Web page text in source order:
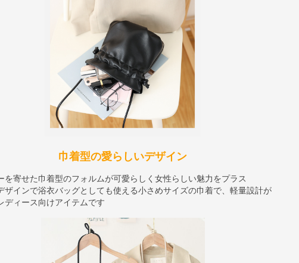
巾着型の愛らしいデザイン
を寄せた巾着型のフォルムが可愛らしく女性らしい魅力をプラス
ザインで浴衣バッグとしても使える小さめサイズの巾着で、軽量設計が
ディース向けアイテムです